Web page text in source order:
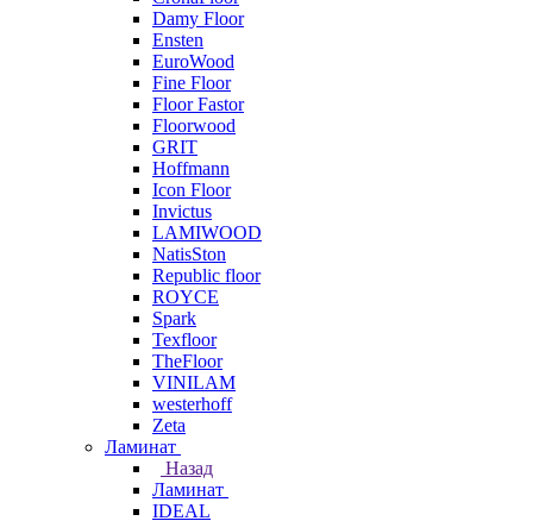
Damy Floor
Ensten
EuroWood
Fine Floor
Floor Fastor
Floorwood
GRIT
Hoffmann
Icon Floor
Invictus
LAMIWOOD
NatisSton
Republic floor
ROYCE
Spark
Texfloor
TheFloor
VINILAM
westerhoff
Zeta
Ламинат
Назад
Ламинат
IDEAL